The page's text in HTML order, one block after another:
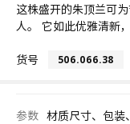
这株盛开的朱顶兰可
人。 它如此优雅清新
货号 506.066.38
参数 材质尺寸、包装